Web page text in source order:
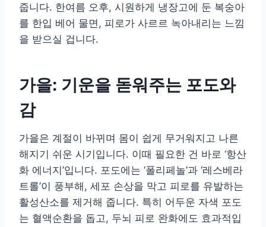
줍니다. 한여름 오후, 시원하게 냉장고에 둔 복숭아
를 한입 베어 물면, 피로가 사르르 녹아내리는 느낌
을 받으실 겁니다.
가을: 기운을 돋워주는 포도와
감
가을은 계절이 바뀌며 몸이 쉽게 무거워지고 나른
해지기 쉬운 시기입니다. 이때 필요한 건 바로 ‘항산
화 에너지’입니다. 포도에는 ‘폴리페놀’과 ‘레스베라
트롤’이 풍부해, 세포 손상을 막고 피로를 유발하는
활성산소를 제거해 줍니다. 특히 어두운 자색 포도
는 혈액순환을 돕고, 두뇌 피로 완화에도 효과적입